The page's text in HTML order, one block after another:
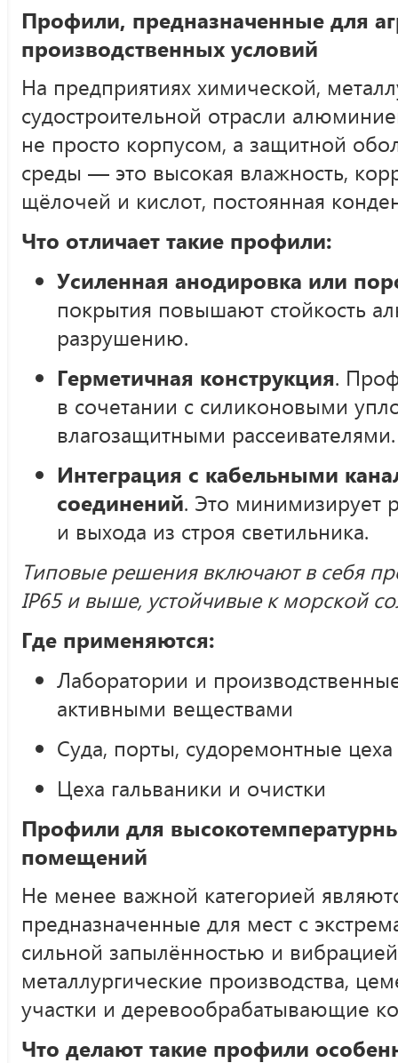
Профили, предназначенные для
производственных условий
На предприятиях химической,
судостроительной отрасли
не просто корпусом, а защитной
среды — это высокая влажность,
щёлочей и кислот, постоянная
Что отличает такие профили:
Усиленная анодировка или
покрытия повышают стойкость
разрушению.
Герметичная конструкция.
в сочетании с силиконовыми
влагозащитными рассеивателями.
Интеграция с кабельными
соединений. Это минимизирует
и выхода из строя светильника.
Типовые решения включают в себя
IP65 и выше, устойчивые к морской
Где применяются:
Лаборатории и
активными веществами
Суда, порты, судоремонтные цеха
Цеха гальваники и очистки
Профили для
помещений
Не менее важной категорией
предназначенные для мест с
сильной запылённостью и
металлургические производства,
участки и деревообрабатывающие
Что делают такие профили